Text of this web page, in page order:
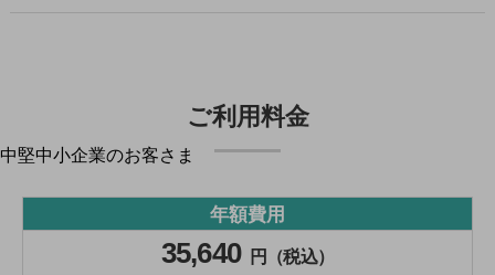
別ウィンドウで開きます
中堅中小企業のお客さま
ビジネスお役立ち情報
旬な話題やお役立ち資料などDXの課題を
解決するヒントをお届けする記事サイト
ご利用料金
年額費用
35,640 円（税込）